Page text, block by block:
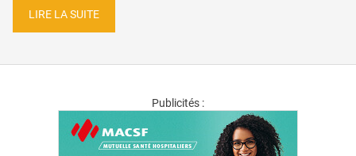
LIRE LA SUITE
Publicités :